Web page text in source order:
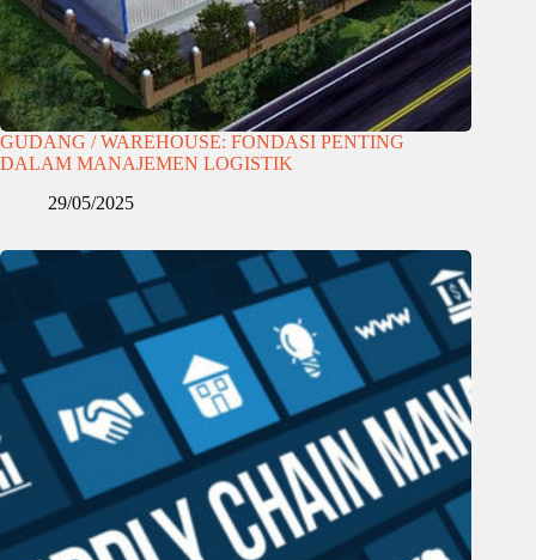
GUDANG / WAREHOUSE: FONDASI PENTING
DALAM MANAJEMEN LOGISTIK
29/05/2025